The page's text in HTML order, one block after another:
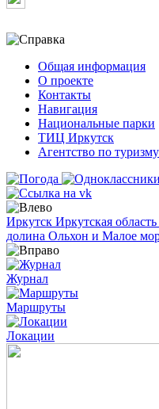
Общая информация
О проекте
Контакты
Навигация
Национальные парки
ТИЦ Иркутск
Агентство по
Иркутск Иркутская область
долина Ольхон и Малое
Журнал
Маршруты
Локации